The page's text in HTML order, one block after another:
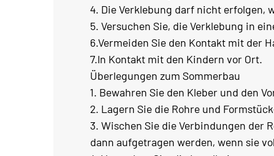
4. Die Verklebung darf nicht erfolgen,
5. Versuchen Sie, die Verklebung in
6.Vermeiden Sie den Kontakt mit der
7.In Kontakt mit den Kindern vor Ort.
Überlegungen zum Sommerbau
1. Bewahren Sie den Kleber und den
2. Lagern Sie die Rohre und
3. Wischen Sie die Verbindungen der
dann aufgetragen werden, wenn sie